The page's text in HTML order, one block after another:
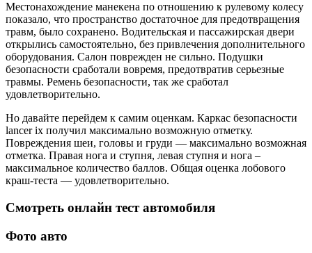
Местонахождение манекена по отношению к рулевому колесу
показало, что пространство достаточное для предотвращения
травм, было сохранено. Водительская и пассажирская двери
открылись самостоятельно, без привлечения дополнительного
оборудования. Салон поврежден не сильно. Подушки
безопасности сработали вовремя, предотвратив серьезные
травмы. Ремень безопасности, так же сработал
удовлетворительно.
Но давайте перейдем к самим оценкам. Каркас безопасности
lancer ix получил максимально возможную отметку.
Повреждения шеи, головы и груди — максимально возможная
отметка. Правая нога и ступня, левая ступня и нога –
максимальное количество баллов. Общая оценка лобового
краш-теста — удовлетворительно.
Смотреть онлайн тест автомобиля
Фото авто